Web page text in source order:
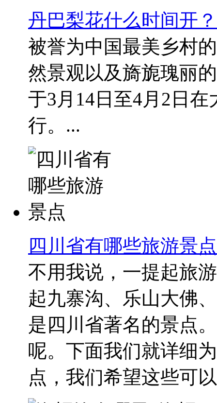
丹巴梨花什么时间开
被誉为中国最美乡村
然景观以及旖旎瑰丽
于3月14日至4月2日
行。...
四川省有哪些旅游景点
不用我说，一提起旅
起九寨沟、乐山大佛
是四川省著名的景点
呢。下面我们就详细
点，我们希望这些可